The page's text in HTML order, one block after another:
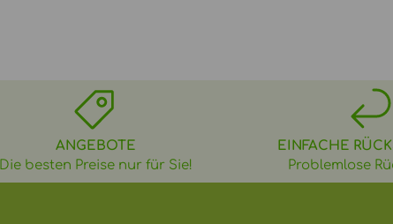
ANGEBOTE
Die besten Preise nur für Sie!
EINFACHE
Problemlose